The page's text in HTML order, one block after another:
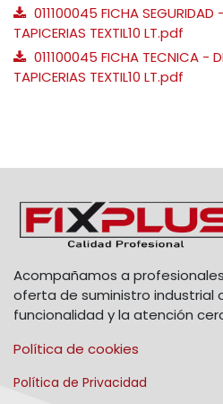
011100045 FICHA SEGURIDAD
TAPICERIAS TEXTIL10 LT.pdf
011100045 FICHA TECNICA -
TAPICERIAS TEXTIL10 LT.pdf
Acompañamos a
oferta de suministro industrial
funcionalidad y la atención
Política de cookies
Política de Privacidad